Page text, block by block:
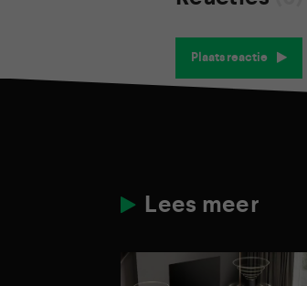
Plaats reactie
Lees meer